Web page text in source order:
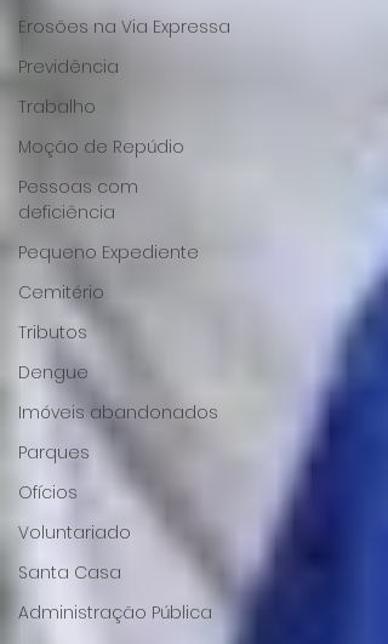
Erosões na Via Expressa
Previdência
Trabalho
Moção de Repúdio
Pessoas com
deficiência
Pequeno Expediente
Cemitério
Tributos
Dengue
Imóveis abandonados
Parques
Ofícios
Voluntariado
Santa Casa
Administração Pública